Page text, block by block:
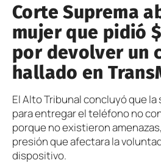
Corte Suprema
mujer que pidió
por devolver un
hallado en
El Alto Tribunal concluyó que
para entregar el teléfono no
porque no existieron
presión que afectara la
dispositivo.